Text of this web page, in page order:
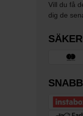
Vill du få
dig de